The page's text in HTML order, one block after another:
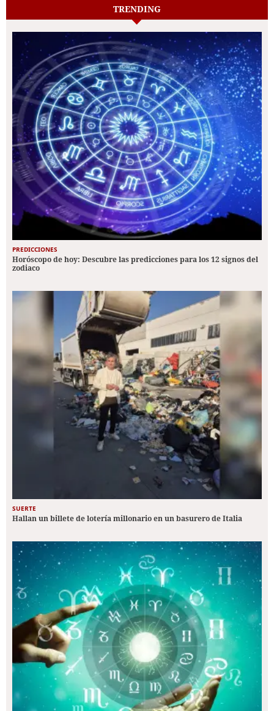
TRENDING
PREDICCIONES
Horóscopo de hoy: Descubre las predicciones para los 12 signos del
zodiaco
SUERTE
Hallan un billete de lotería millonario en un basurero de Italia